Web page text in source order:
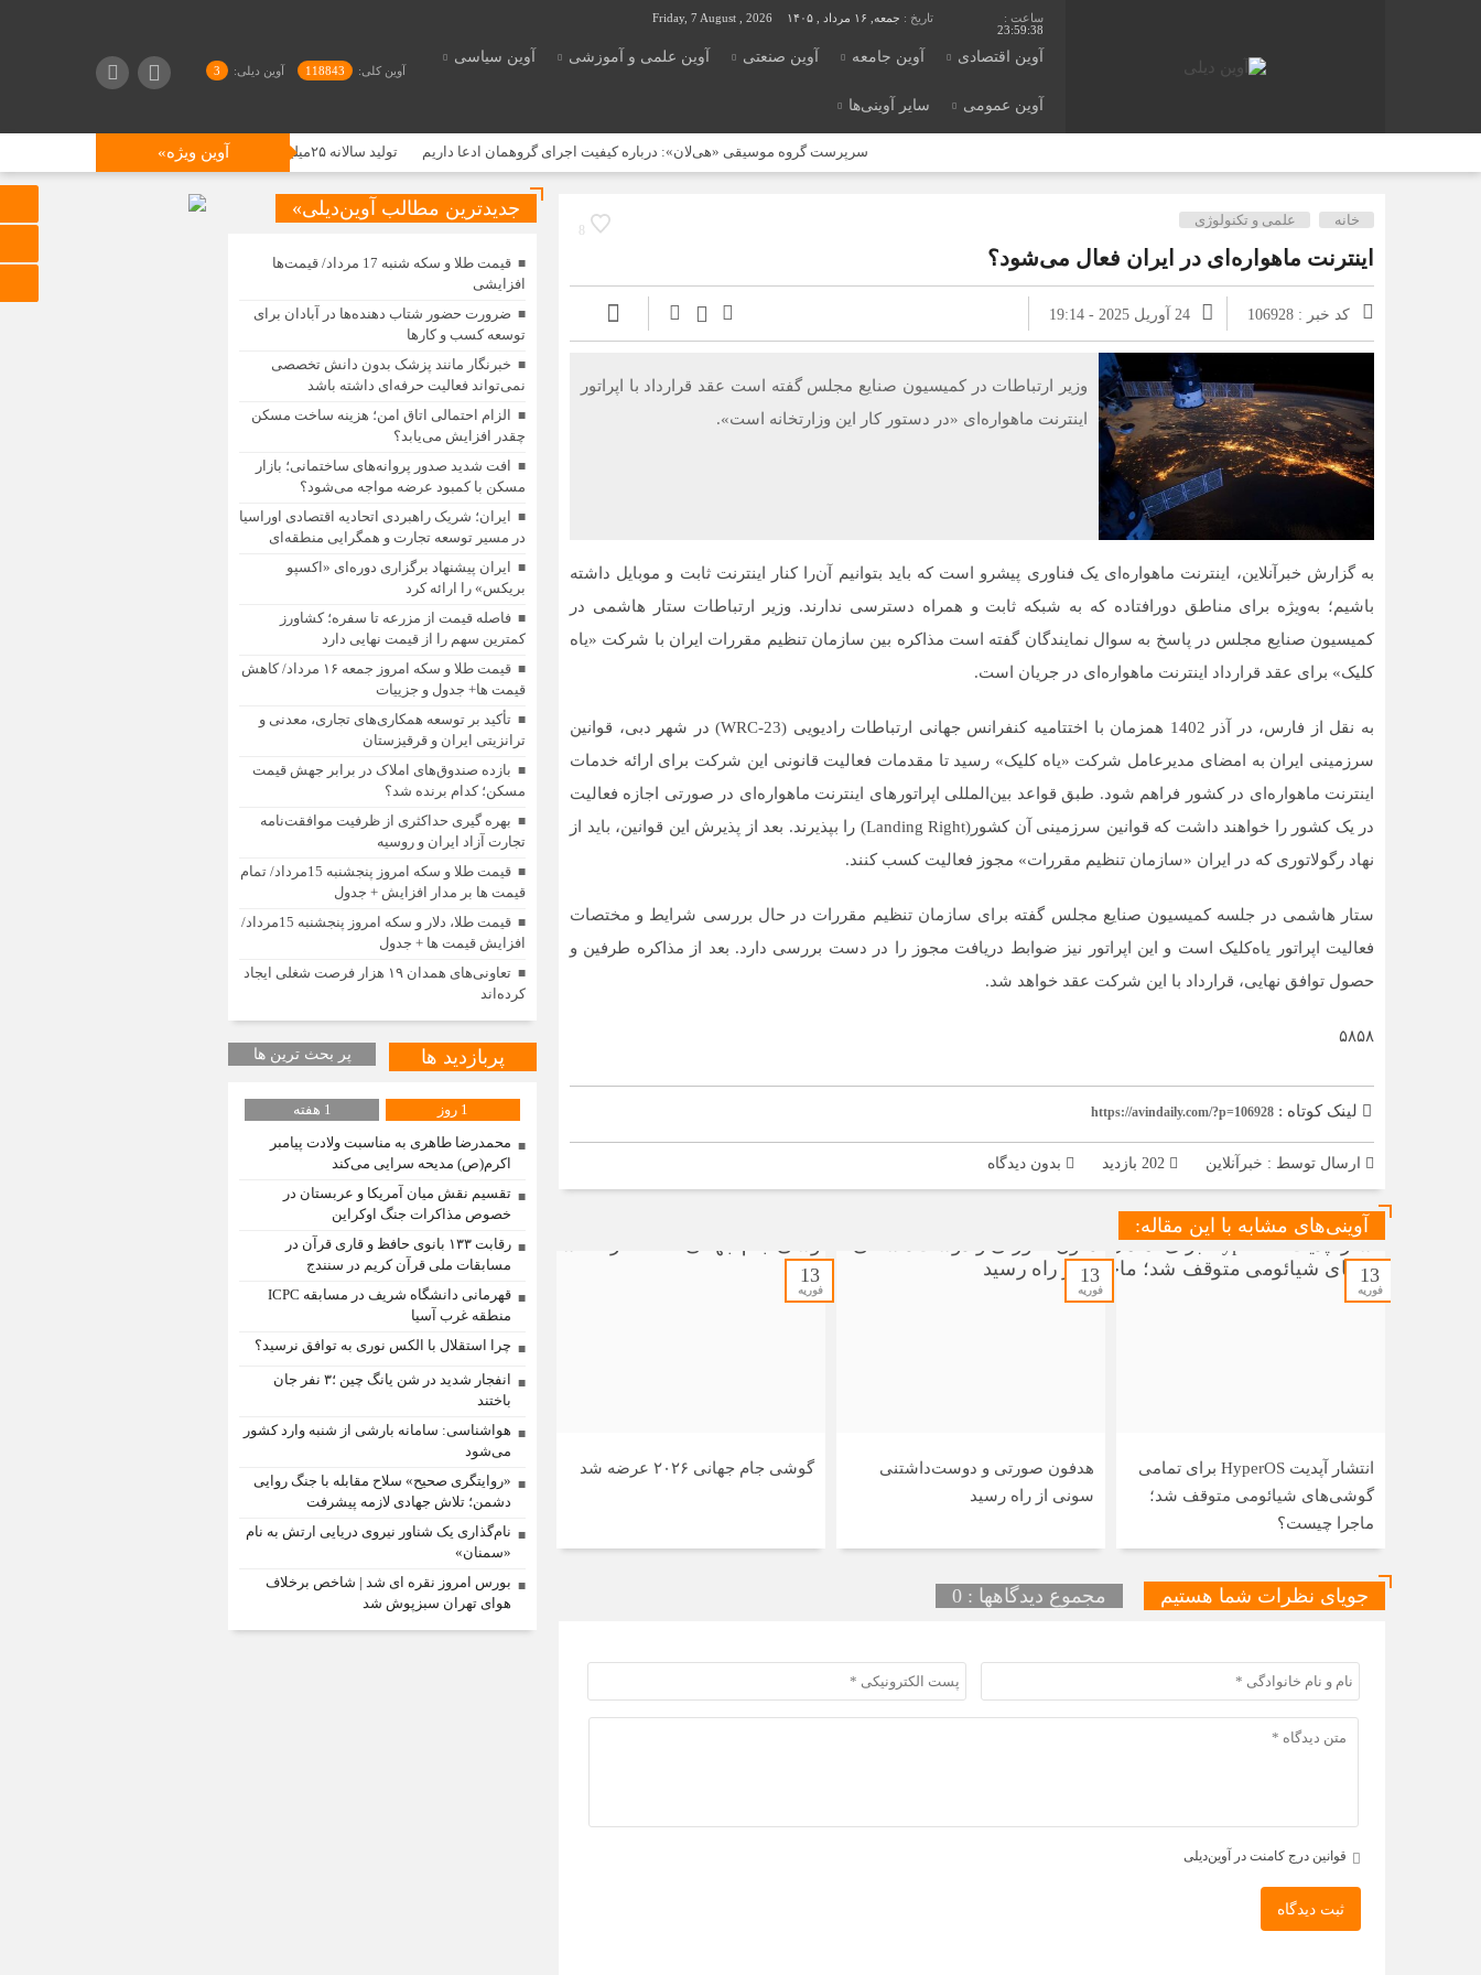
23:59:39
تاریخ : جمعه, ۱۶ مرداد , ۱۴۰۵ Friday, 7 August , 2026
آوین اقتصادی آوین جامعه آوین صنعتی آوین علمی و آموزشی آوین سیاسی
آوین عمومی سایر آوینی‌ها
آوین کلی: 118843 آوین دیلی: 3
آوین ویژه» سرپرست گروه موسیقی «هی‌لان»: درباره کیفیت اجرای گروهمان ادعا داریم تولید سالانه ۲۵میلیون تن پنبه در جهان| جایگاه ایران در تولید جهانی پنبه کجاست؟
8
خانه علمی و تکنولوژی
اینترنت ماهواره‌ای در ایران فعال می‌شود؟
کد خبر : 106928 24 آوریل 2025 - 19:14
وزیر ارتباطات در کمیسیون صنایع مجلس گفته است عقد قرارداد با اپراتور
اینترنت ماهواره‌ای «در دستور کار این وزارتخانه است».
به گزارش خبرآنلاین، اینترنت ماهواره‌ای یک فناوری پیشرو است که باید بتوانیم آن‌را کنار اینترنت ثابت و موبایل داشته
باشیم؛ به‌ویژه برای مناطق دورافتاده که به شبکه ثابت و همراه دسترسی ندارند. وزیر ارتباطات ستار هاشمی در
کمیسیون صنایع مجلس در پاسخ به سوال نمایندگان گفته است مذاکره بین سازمان تنظیم مقررات ایران با شرکت «یاه
کلیک» برای عقد قرارداد اینترنت ماهواره‌ای در جریان است.
به نقل از فارس، در آذر 1402 همزمان با اختتامیه کنفرانس جهانی ارتباطات رادیویی (WRC-23) در شهر دبی، قوانین
سرزمینی ایران به امضای مدیرعامل شرکت «یاه کلیک» رسید تا مقدمات فعالیت قانونی این شرکت برای ارائه خدمات
اینترنت ماهواره‌ای در کشور فراهم شود. طبق قواعد بین‌المللی اپراتورهای اینترنت ماهواره‌ای در صورتی اجازه فعالیت
در یک کشور را خواهند داشت که قوانین سرزمینی آن کشور(Landing Right) را بپذیرند. بعد از پذیرش این قوانین، باید از
نهاد رگولاتوری که در ایران «سازمان تنظیم مقررات» مجوز فعالیت کسب کنند.
ستار هاشمی در جلسه کمیسیون صنایع مجلس گفته برای سازمان تنظیم مقررات در حال بررسی شرایط و مختصات
فعالیت اپراتور یاه‌کلیک است و این اپراتور نیز ضوابط دریافت مجوز را در دست بررسی دارد. بعد از مذاکره طرفین و
حصول توافق نهایی، قرارداد با این شرکت عقد خواهد شد.
۵۸۵۸
لینک کوتاه : https://avindaily.com/?p=106928
ارسال توسط : خبرآنلاین بدون دیدگاه
آوینی‌های مشابه با این مقاله:
13
فوریه
انتشار آپدیت HyperOS برای تمامی
گوشی‌های شیائومی متوقف شد؛
ماجرا چیست؟
13
فوریه
هدفون صورتی و دوست‌داشتنی
سونی از راه رسید
13
فوریه
گوشی جام جهانی ۲۰۲۶ عرضه شد
جویای نظرات شما هستیم مجموع دیدگاهها : 0
قوانین درج کامنت در آوین‌دیلی
ثبت دیدگاه
جدیدترین مطالب آوین‌دیلی»
قیمت طلا و سکه شنبه 17 مرداد/ قیمت‌ها
افزایشی
ضرورت حضور شتاب ‌دهنده‌ها در آبادان برای
توسعه کسب‌ و کارها
خبرنگار مانند پزشک بدون دانش تخصصی
نمی‌تواند فعالیت حرفه‌ای داشته باشد
الزام احتمالی اتاق امن؛ هزینه ساخت مسکن
چقدر افزایش می‌یابد؟
افت شدید صدور پروانه‌های ساختمانی؛ بازار
مسکن با کمبود عرضه مواجه می‌شود؟
ایران؛ شریک راهبردی اتحادیه اقتصادی اوراسیا
در مسیر توسعه تجارت و همگرایی منطقه‌ای
ایران پیشنهاد برگزاری دوره‌ای «اکسپو
بریکس» را ارائه کرد
فاصله قیمت از مزرعه تا سفره؛ کشاورز
کمترین سهم را از قیمت نهایی دارد
قیمت طلا و سکه امروز جمعه ۱۶ مرداد/ کاهش
قیمت ها+ جدول و جزییات
تأکید بر توسعه همکاری‌های تجاری، معدنی و
ترانزیتی ایران و قرقیزستان
بازده صندوق‌های املاک در برابر جهش قیمت
مسکن؛ کدام برنده شد؟
بهره گیری حداکثری از ظرفیت موافقت‌نامه
تجارت آزاد ایران و روسیه
قیمت طلا و سکه امروز پنجشنبه 15مرداد/ تمام
قیمت ها بر مدار افزایش + جدول
قیمت طلا، دلار و سکه امروز پنجشنبه 15مرداد/
افزایش قیمت ها + جدول
تعاونی‌های همدان ۱۹ هزار فرصت شغلی ایجاد
کرده‌اند
پربازدید ها پر بحث ترین ها
1 روز
1 هفته
محمدرضا طاهری به مناسبت ولادت پیامبر
اکرم(ص) مدیحه سرایی می‌کند
تقسیم نقش میان آمریکا و عربستان در
خصوص مذاکرات جنگ اوکراین
رقابت ۱۳۳ بانوی حافظ و قاری قرآن در
مسابقات ملی قرآن کریم در سنندج
قهرمانی دانشگاه شریف در مسابقه ICPC
منطقه غرب آسیا
چرا استقلال با الکس نوری به توافق نرسید؟
انفجار شدید در شن یانگ چین ؛۳ نفر جان
باختند
هواشناسی: سامانه بارشی از شنبه وارد کشور
می‌شود
«روایتگری صحیح» سلاح مقابله با جنگ روایی
دشمن؛ تلاش جهادی لازمه پیشرفت
نام‌گذاری یک شناور نیروی دریایی ارتش به نام
«سمنان»
بورس امروز نقره ای شد | شاخص برخلاف
هوای تهران سبزپوش شد